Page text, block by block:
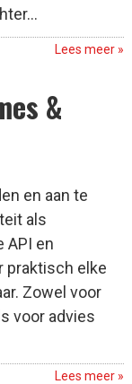
Lees meer »
&
en aan te
als
API en
praktisch elke
Zowel voor
voor advies
Lees meer »